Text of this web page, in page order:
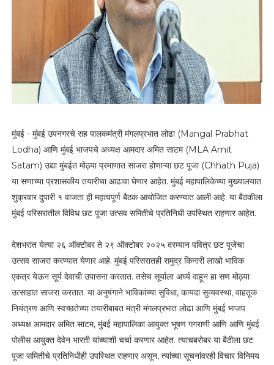
मुंबई - मुंबई उपनगरचे सह पालकमंत्री मंगलप्रभात लोढा (Mangal Prabhat
Lodha) आणि मुंबई भाजपचे अध्यक्ष आमदार अमित साटम (MLA Amit
Satam) उद्या मुंबईत मोठ्या प्रमाणात साजरा होणाऱ्या छट पूजा (Chhath Puja)
या सणाच्या प्रशासकीय तयारीचा आढावा घेणार आहेत. मुंबई महापालिकेच्या मुख्यालयात
शुक्रवार दुपारी १ वाजता ही महत्वपूर्ण बैठक आयोजित करण्यात आली आहे. या बैठकीला
मुंबई परिसरातील विविध छट पूजा उत्सव समितीचे प्रतिनिधी उपस्थित राहणार आहेत.
देशभरात येत्या २६ ऑक्टोबर ते २९ ऑक्टोबर २०२५ दरम्यान पवित्र छट पूजेचा
उत्सव साजरा करण्यात येणार आहे. मुंबई परिसरातही समुद्र किनारी लाखो भाविक
एकत्र येऊन सूर्य देवाची उपासना करतात. तसेच सूर्याला अर्घ्य वाहून हा सण मोठ्या
उत्साहात साजरा करतात. या अनुषंगाने भाविकांच्या सुविधा, कायदा सुव्यवस्था, वाहतूक
नियंत्रण आणि स्वच्छतेच्या तयारीबाबत मंत्री मंगलप्रभात लोढा आणि मुंबई भाजप
अध्यक्ष आमदार अमित साटम, मुंबई महापालिका आयुक्त भूषण गगराणी आणि आणि मुंबई
पोलीस आयुक्त देवेन भारती यांच्याशी चर्चा करणार आहेत. त्याचबरोबर या बैठीला छट
पूजा समितीचे प्रतिनिधीही उपस्थित राहणार असून, त्यांच्या सूचनांवरही विचार विनिमय